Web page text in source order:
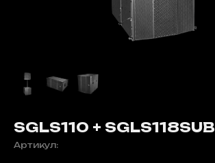
SGLS110 + SGLS118SUB
Артикул: